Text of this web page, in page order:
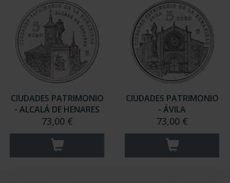
CIUDADES PATRIMONIO
- ALCALÁ DE HENARES
73,00 €
CIUDADES PATRIMONIO
- ÁVILA
73,00 €